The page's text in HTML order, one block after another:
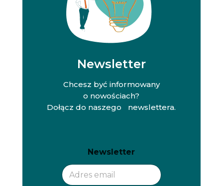
Newsletter
Chcesz być informowany
o nowościach?
Dołącz do naszego newslettera.
e
w
s
e
w
s
Newsletter